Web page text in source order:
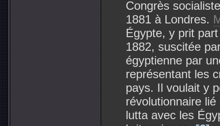
Congrès
1881 à Londres.
Égypte, y prit
1882, suscitée
égyptienne par
représentant les
pays. Il voulait y
révolutionnaire
lutta avec les